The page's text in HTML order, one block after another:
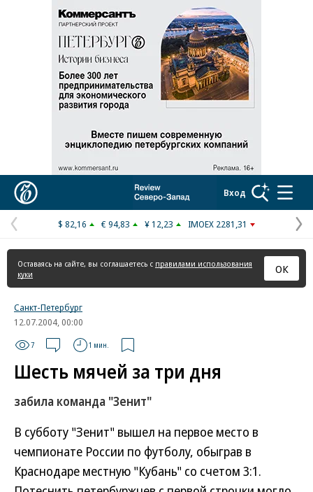
Вход
Предыдущая
страница
$ 82,16 € 94,83 ¥ 12,23 IMOEX 2281,31
Оставаясь на сайте, вы соглашаетесь с правилами использования
куки
ОК
Санкт-Петербург
12.07.2004, 00:00
7 1 мин.
Шесть мячей за три дня
забила команда "Зенит"
В субботу "Зенит" вышел на первое место в
чемпионате России по футболу, обыграв в
Краснодаре местную "Кубань" со счетом 3:1.